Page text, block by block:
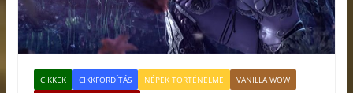
CIKKEK CIKKFORDÍTÁS NÉPEK TÖRTÉNELME
VANILLA WOW